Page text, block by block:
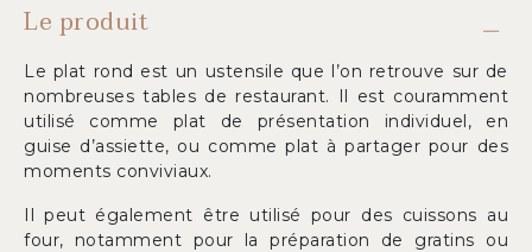
Le produit
Le plat rond est un ustensile que l’on retrouve sur de
nombreuses tables de restaurant. Il est couramment
utilisé comme plat de présentation individuel, en
guise d’assiette, ou comme plat à partager pour des
moments conviviaux.
Il peut également être utilisé pour des cuissons au
four, notamment pour la préparation de gratins ou